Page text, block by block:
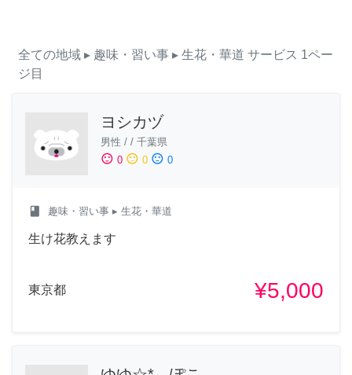
全ての地域 ▸ 趣味・習い事 ▸ 生花・華道 サービス 1ペー
ジ目
ヨシカヅ
男性 / / 千葉県
sentiment_satisfied 0 sentiment_neutral 0 sentiment_dissatisfied 0
class 趣味・習い事 ▸ 生花・華道
生け花教えます
東京都 ¥5,000